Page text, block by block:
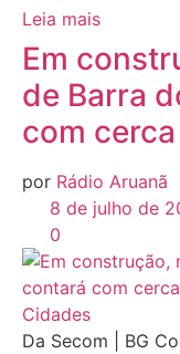
Leia mais
Em
de Barra
com
por Rádio Aruanã
8 de julho de
0
Cidades
Da Secom | BG